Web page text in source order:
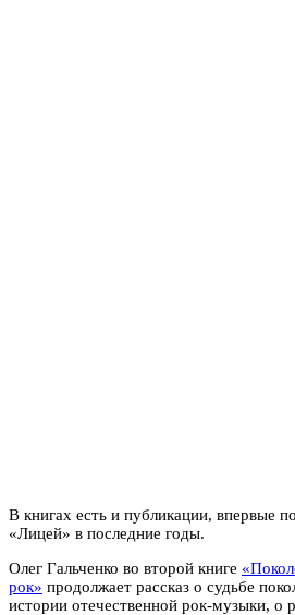
В книгах есть и публикации, впервые
«Лицей» в последние годы.
Олег Гальченко во второй книге
рок» продолжает рассказ о судьбе
истории отечественной рок-музыки, о